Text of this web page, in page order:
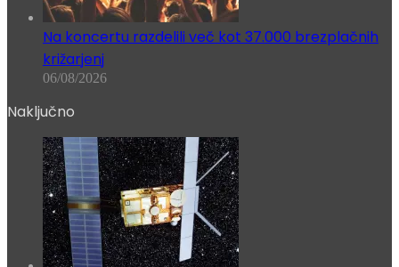
Na koncertu razdelili več kot 37.000 brezplačnih
križarjenj
06/08/2026
Naključno